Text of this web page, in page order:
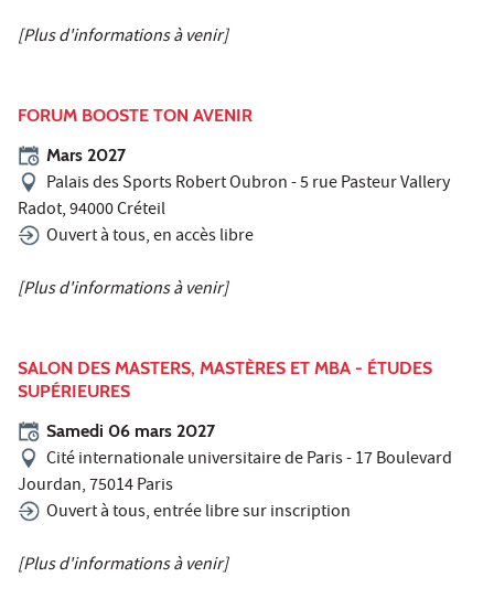
[Plus d'informations à venir]
FORUM BOOSTE TON AVENIR
Mars 2027
Palais des Sports Robert Oubron - 5 rue Pasteur Vallery
Radot, 94000 Créteil
Ouvert à tous, en accès libre
[Plus d'informations à venir]
SALON DES MASTERS, MASTÈRES ET MBA - ÉTUDES
SUPÉRIEURES
Samedi 06 mars 2027
Cité internationale universitaire de Paris - 17 Boulevard
Jourdan, 75014 Paris
Ouvert à tous, entrée libre sur inscription
[Plus d'informations à venir]